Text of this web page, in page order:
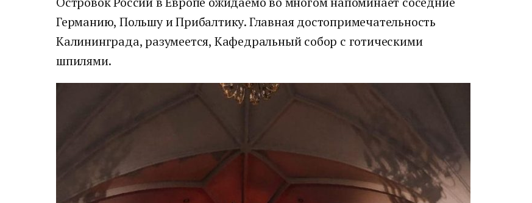
Германию, Польшу и Прибалтику. Главная достопримечательность
Калининграда, разумеется, Кафедральный собор с готическими
шпилями.